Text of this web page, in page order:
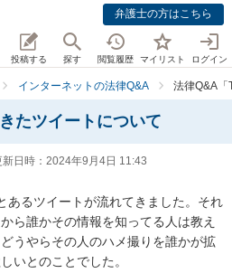
弁護士の方はこちら
投稿する 探す 閲覧履歴 マイリスト ログイン
インターネットの法律Q&A 法律Q&A「
たツイートについて
日時： 2024年9月4日 11:43
あるツイートが流れてきました。それ
ら誰かその情報を知ってる人は教え
うやらその人のハメ撮りを誰かが拡
いとのことでした。